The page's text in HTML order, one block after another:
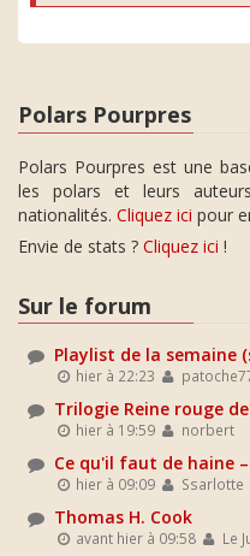
Polars Pourpres
Polars Pourpres est une
les polars et leurs
nationalités. Cliquez ici pour
Envie de stats ? Cliquez ici !
Sur le forum
Playlist de la semaine
hier à 22:23
Trilogie Reine rouge
hier à 19:59 norbert
Ce qu'il faut de haine –
hier à 09:09 Ssarlotte
Thomas H. Cook
avant hier à 09:58 Le